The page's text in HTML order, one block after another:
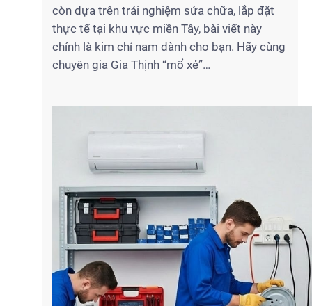
còn dựa trên trải nghiệm sửa chữa, lắp đặt
thực tế tại khu vực miền Tây, bài viết này
chính là kim chỉ nam dành cho bạn. Hãy cùng
chuyên gia Gia Thịnh “mổ xẻ”…